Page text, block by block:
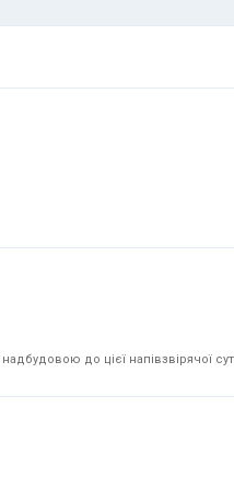
до цієї напівзвірячої